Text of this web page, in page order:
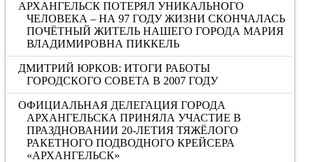
АРХАНГЕЛЬСК ПОТЕРЯЛ УНИКАЛЬНОГО
ЧЕЛОВЕКА – НА 97 ГОДУ ЖИЗНИ СКОНЧАЛАСЬ
ПОЧЁТНЫЙ ЖИТЕЛЬ НАШЕГО ГОРОДА МАРИЯ
ВЛАДИМИРОВНА ПИККЕЛЬ
ДМИТРИЙ ЮРКОВ: ИТОГИ РАБОТЫ
ГОРОДСКОГО СОВЕТА В 2007 ГОДУ
ОФИЦИАЛЬНАЯ ДЕЛЕГАЦИЯ ГОРОДА
АРХАНГЕЛЬСКА ПРИНЯЛА УЧАСТИЕ В
ПРАЗДНОВАНИИ 20-ЛЕТИЯ ТЯЖЁЛОГО
РАКЕТНОГО ПОДВОДНОГО КРЕЙСЕРА
«АРХАНГЕЛЬСК»